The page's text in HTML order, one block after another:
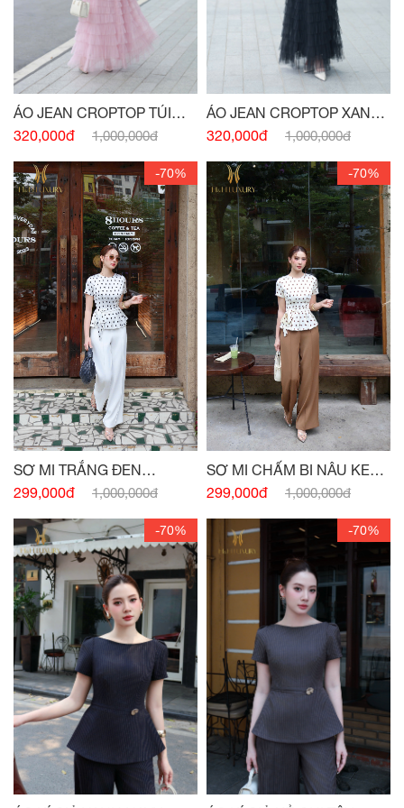
ÁO JEAN CROPTOP TÚI
NGỰC
320,000đ 1,000,000đ
ÁO JEAN CROPTOP XANH
NAVY
320,000đ 1,000,000đ
-70%
SƠ MI TRẮNG ĐEN
PEPLUM NƠ EO
299,000đ 1,000,000đ
-70%
SƠ MI CHẤM BI NÂU KEM
PEPLUM
299,000đ 1,000,000đ
-70% -70%